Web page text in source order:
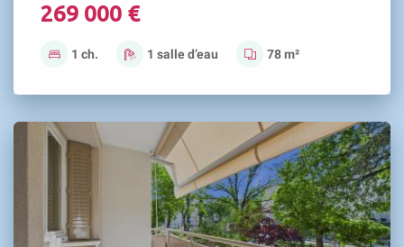
269 000 €
1 ch. 1 salle d’eau 78 m²